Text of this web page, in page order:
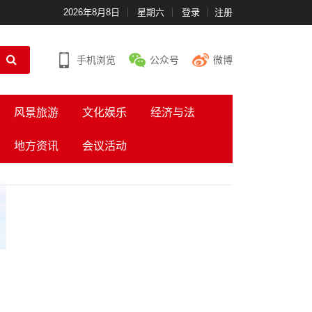
2026年8月8日 星期六 登录 注册
手机浏览 公众号 微博
风景旅游 文化娱乐 经济与法
地方资讯 会议活动